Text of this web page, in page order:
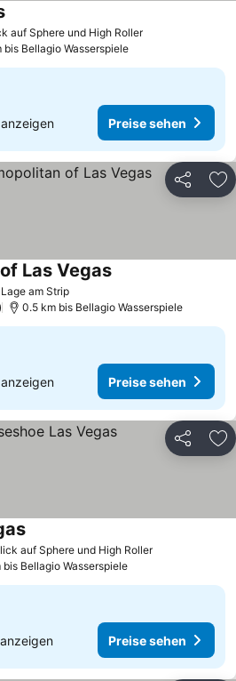
auf Sphere und High Roller
bis Bellagio Wasserspiele
anzeigen Preise sehen
Teilen
am Strip
Las Vegas
0.5 km bis Bellagio Wasserspiele
anzeigen Preise sehen
Teilen
auf Sphere und High Roller
bis Bellagio Wasserspiele
anzeigen Preise sehen